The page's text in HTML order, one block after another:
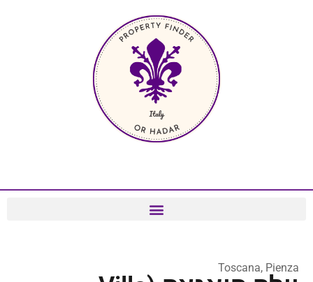
Toscana, Pienza